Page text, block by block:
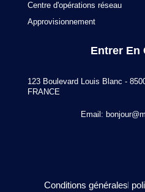
Centre d'opérations réseau
Approvisionnement
Entrer En
123 Boulevard Louis Blanc -
FRANCE
Email:
Conditions générales